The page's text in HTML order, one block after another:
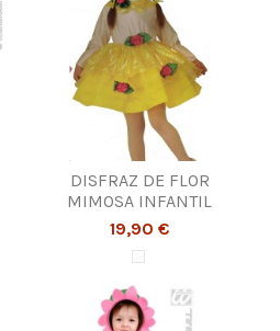
DISFRAZ DE FLOR
MIMOSA INFANTIL
19,90 €